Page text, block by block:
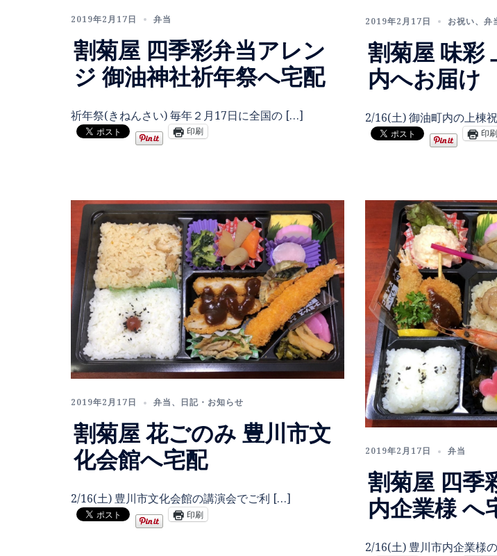
2019年2月17日 弁当
割菊屋 四季彩弁当アレン
ジ 御油神社祈年祭へ宅配
祈年祭(きねんさい) 毎年２月17日に全国の […]
印刷
2019年2月17日 お祝い、 弁
割菊屋 味彩
内へお届け
2/16(土) 御油町内の上棟
印刷
2019年2月17日 弁当、 日記・お知らせ
割菊屋 花ごのみ 豊川市文
化会館へ宅配
2/16(土) 豊川市文化会館の講演会でご利 […]
印刷
2019年2月17日 弁当
割菊屋 四季
内企業様 へ
2/16(土) 豊川市内企業様